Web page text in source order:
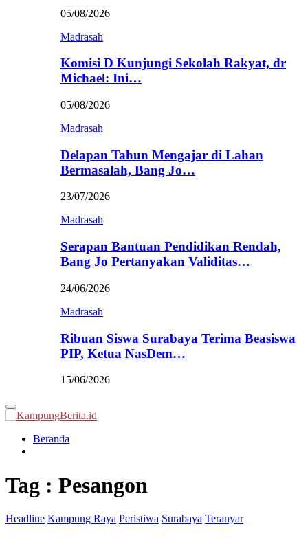
05/08/2026
Madrasah
Komisi D Kunjungi Sekolah Rakyat, dr
Michael: Ini…
05/08/2026
Madrasah
Delapan Tahun Mengajar di Lahan
Bermasalah, Bang Jo…
23/07/2026
Madrasah
Serapan Bantuan Pendidikan Rendah,
Bang Jo Pertanyakan Validitas…
24/06/2026
Madrasah
Ribuan Siswa Surabaya Terima Beasiswa
PIP, Ketua NasDem…
15/06/2026
Primary
Menu
Beranda
Tag : Pesangon
Headline Kampung Raya Peristiwa Surabaya Teranyar